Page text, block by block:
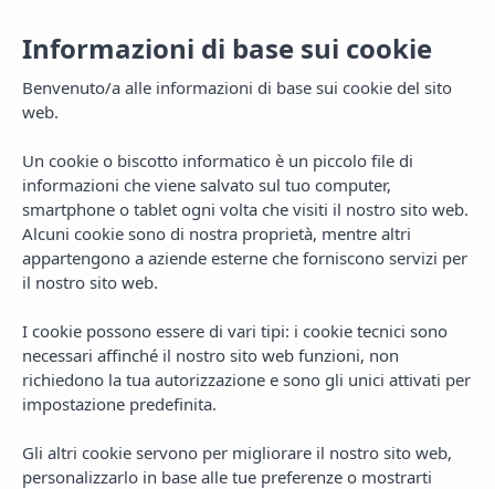
Informazioni di base sui cookie
Benvenuto/a alle informazioni di base sui cookie del sito
web.
Un cookie o biscotto informatico è un piccolo file di
informazioni che viene salvato sul tuo computer,
smartphone o tablet ogni volta che visiti il nostro sito web.
Alcuni cookie sono di nostra proprietà, mentre altri
appartengono a aziende esterne che forniscono servizi per
il nostro sito web.
I cookie possono essere di vari tipi: i cookie tecnici sono
necessari affinché il nostro sito web funzioni, non
richiedono la tua autorizzazione e sono gli unici attivati per
impostazione predefinita.
Gli altri cookie servono per migliorare il nostro sito web,
personalizzarlo in base alle tue preferenze o mostrarti